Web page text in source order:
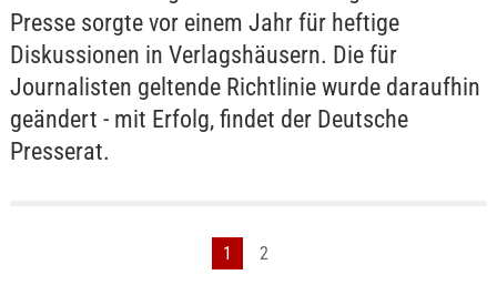
Presse sorgte vor einem Jahr für heftige
Diskussionen in Verlagshäusern. Die für
Journalisten geltende Richtlinie wurde daraufhin
geändert - mit Erfolg, findet der Deutsche
Presserat.
1 2